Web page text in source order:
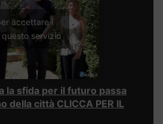
accettare i
servizio
la sfida per il futuro passa
della città CLICCA PER IL